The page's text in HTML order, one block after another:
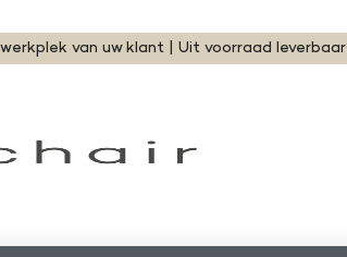
van uw klant | Uit voorraad leverbaar